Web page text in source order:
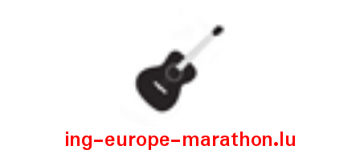
ing-europe-marathon.lu